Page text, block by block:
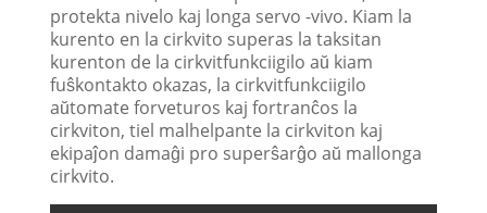
protekta nivelo kaj longa servo -vivo. Kiam la
kurento en la cirkvito superas la taksitan
kurenton de la cirkvitfunkciigilo aŭ kiam
fuŝkontakto okazas, la cirkvitfunkciigilo
aŭtomate forveturos kaj fortranĉos la
cirkviton, tiel malhelpante la cirkviton kaj
ekipaĵon damaĝi pro superŝarĝo aŭ mallonga
cirkvito.